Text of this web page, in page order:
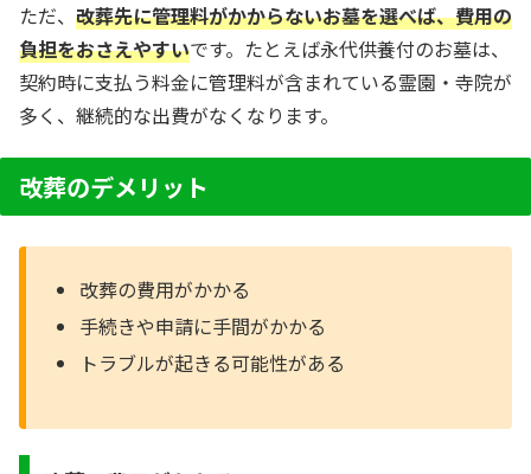
ただ、 改葬先に管理料がかからないお墓を選べば、費用の
負担をおさえやすいです。たとえば永代供養付のお墓は、
契約時に支払う料金に管理料が含まれている霊園・寺院が
多く、継続的な出費がなくなります。
改葬のデメリット
改葬の費用がかかる
手続きや申請に手間がかかる
トラブルが起きる可能性がある